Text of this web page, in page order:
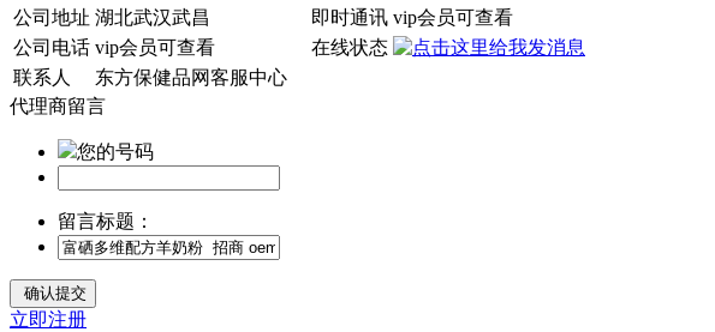
公司地址 湖北武汉武昌 即时通讯 vip会员可查看
公司电话 vip会员可查看
在线状态
联系人
东方保健品网客服中心
代理商留言
您的号码
留言标题：
立即注册